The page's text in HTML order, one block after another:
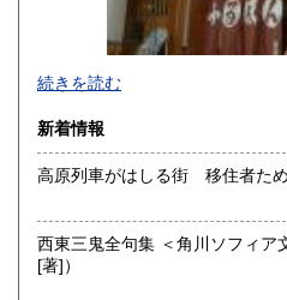
追分コロニーは「豊かな暮らし
屋」です。人が精神的に豊かな
的「衣・食・住、アート、音楽
済、社会、哲学、政治」 等の幅
続きを読む
新着情報
高原列車がはしる街 移住者た
西東三鬼全句集 ＜角川ソフィア文庫
[著]）